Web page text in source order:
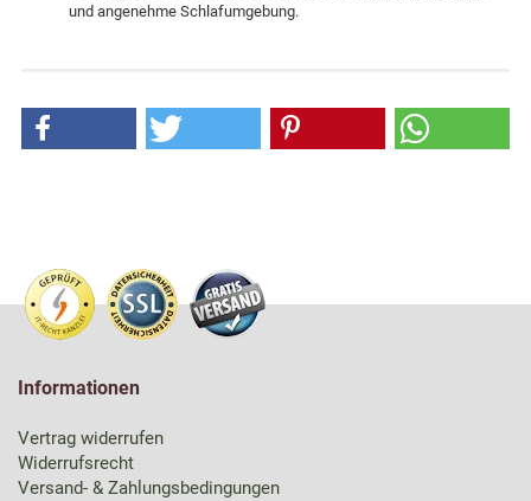
und angenehme Schlafumgebung.
Informationen
Vertrag widerrufen
Widerrufsrecht
Versand- & Zahlungsbedingungen